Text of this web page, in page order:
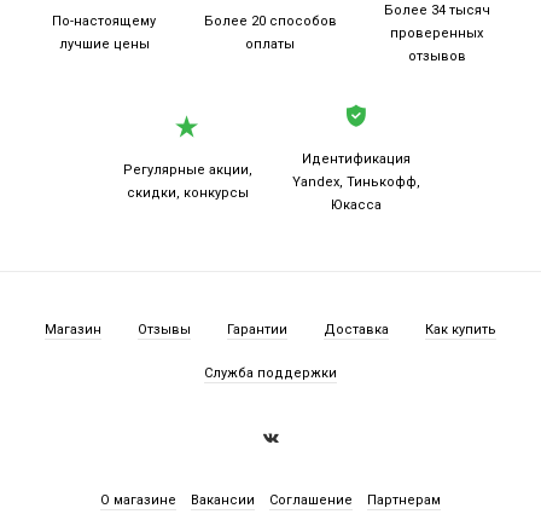
По-настоящему
лучшие цены
Более 20 способов
оплаты
Более 34 тысяч
проверенных
отзывов
Регулярные акции,
скидки, конкурсы
Идентификация
Yandex, Тинькофф,
Юкасса
Магазин Отзывы Гарантии Доставка Как купить
Служба поддержки
О магазине Вакансии Соглашение Партнерам